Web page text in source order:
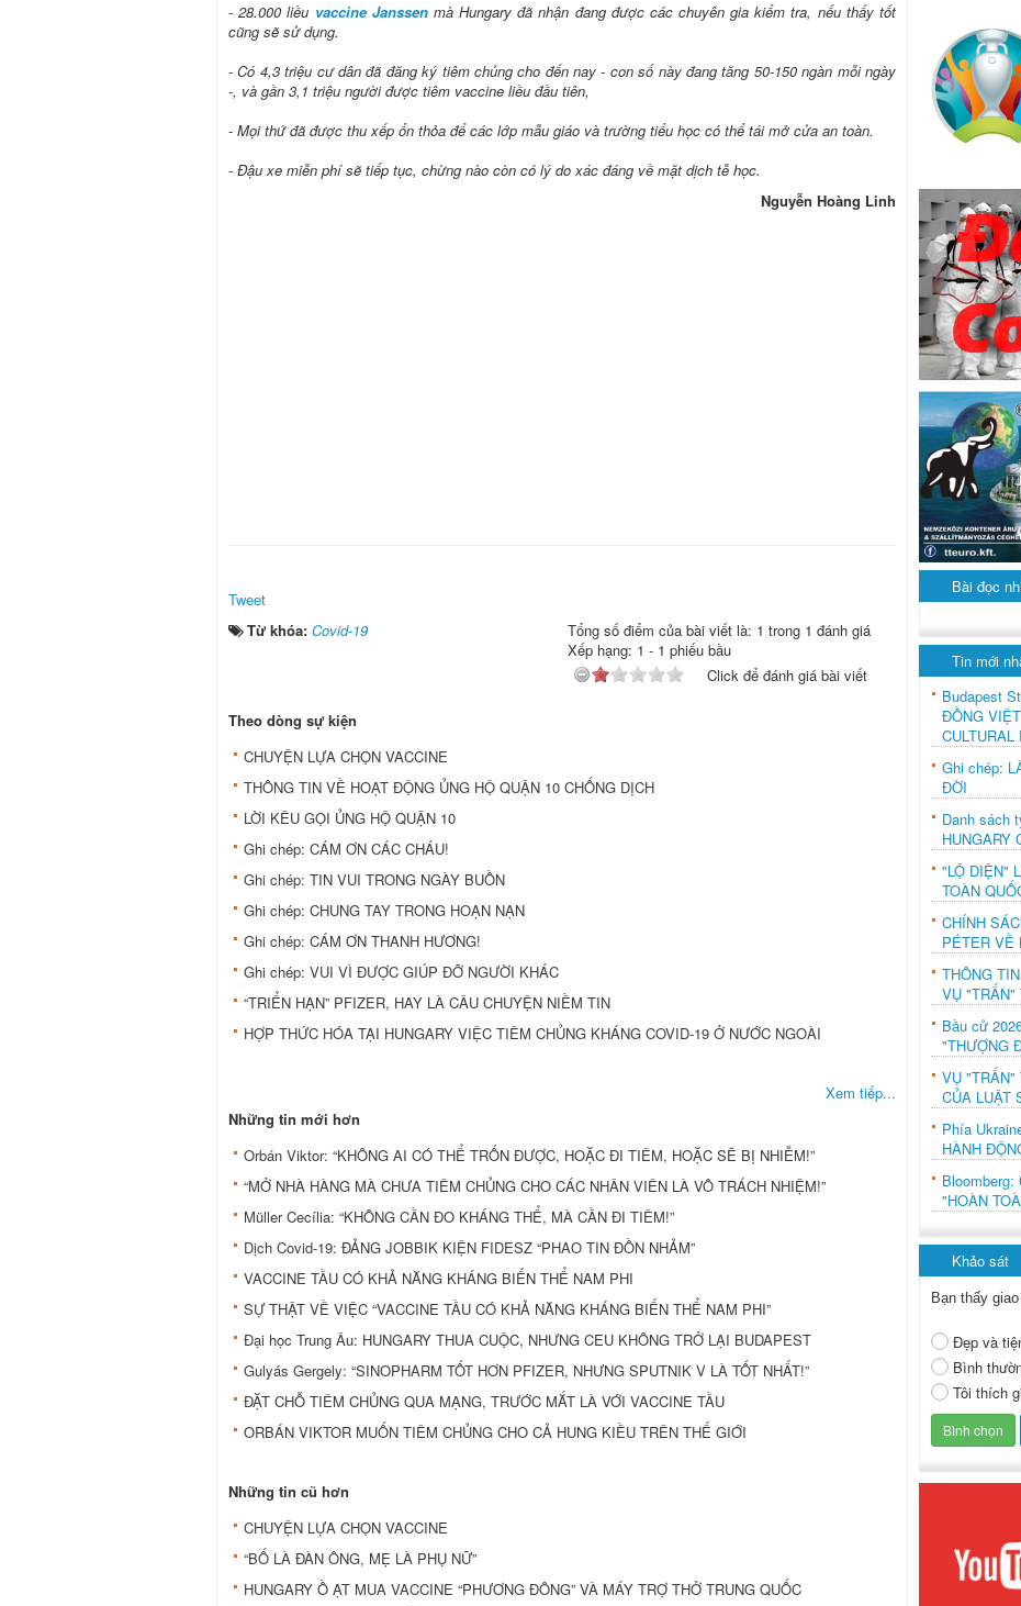
- 28.000 liều vaccine Janssenmà Hungary đã nhận đang được các chuyên gia kiểm tra, nếu thấy tốt
cũng sẽ sử dụng.
- Có 4,3 triệu cư dân đã đăng ký tiêm chủng cho đến nay - con số này đang tăng 50-150 ngàn mỗi ngày
-, và gần 3,1 triệu người được tiêm vaccine liều đầu tiên,
- Mọi thứ đã được thu xếp ổn thỏa để các lớp mẫu giáo và trường tiểu học có thể tái mở cửa an toàn.
- Đậu xe miễn phí sẽ tiếp tục, chừng nào còn có lý do xác đáng về mặt dịch tễ học.
Nguyễn Hoàng Linh
Tweet
Từ khóa: Covid-19
Tổng số điểm của bài viết là: 1 trong 1 đánh giá
Xếp hạng: 1 - 1 phiếu bầu
Click để đánh giá bài viết
Theo dòng sự kiện
CHUYỆN LỰA CHỌN VACCINE
THÔNG TIN VỀ HOẠT ĐỘNG ỦNG HỘ QUẬN 10 CHỐNG DỊCH
LỜI KÊU GỌI ỦNG HỘ QUẬN 10
Ghi chép: CÁM ƠN CÁC CHÁU!
Ghi chép: TIN VUI TRONG NGÀY BUỒN
Ghi chép: CHUNG TAY TRONG HOẠN NẠN
Ghi chép: CÁM ƠN THANH HƯƠNG!
Ghi chép: VUI VÌ ĐƯỢC GIÚP ĐỠ NGƯỜI KHÁC
“TRIỂN HẠN” PFIZER, HAY LÀ CÂU CHUYỆN NIỀM TIN
HỢP THỨC HÓA TẠI HUNGARY VIỆC TIÊM CHỦNG KHÁNG COVID-19 Ở NƯỚC NGOÀI
Xem tiếp...
Những tin mới hơn
Orbán Viktor: “KHÔNG AI CÓ THỂ TRỐN ĐƯỢC, HOẶC ĐI TIÊM, HOẶC SẼ BỊ NHIỄM!”
“MỞ NHÀ HÀNG MÀ CHƯA TIÊM CHỦNG CHO CÁC NHÂN VIÊN LÀ VÔ TRÁCH NHIỆM!”
Müller Cecília: “KHÔNG CẦN ĐO KHÁNG THỂ, MÀ CẦN ĐI TIÊM!”
Dịch Covid-19: ĐẢNG JOBBIK KIỆN FIDESZ “PHAO TIN ĐỒN NHẢM”
VACCINE TẦU CÓ KHẢ NĂNG KHÁNG BIẾN THỂ NAM PHI
SỰ THẬT VỀ VIỆC “VACCINE TẦU CÓ KHẢ NĂNG KHÁNG BIẾN THỂ NAM PHI”
Đại học Trung Âu: HUNGARY THUA CUỘC, NHƯNG CEU KHÔNG TRỞ LẠI BUDAPEST
Gulyás Gergely: “SINOPHARM TỐT HƠN PFIZER, NHƯNG SPUTNIK V LÀ TỐT NHẤT!”
ĐẶT CHỖ TIÊM CHỦNG QUA MẠNG, TRƯỚC MẮT LÀ VỚI VACCINE TẦU
ORBÁN VIKTOR MUỐN TIÊM CHỦNG CHO CẢ HUNG KIỀU TRÊN THẾ GIỚI
Những tin cũ hơn
CHUYỆN LỰA CHỌN VACCINE
“BỐ LÀ ĐÀN ÔNG, MẸ LÀ PHỤ NỮ”
HUNGARY Ồ ẠT MUA VACCINE “PHƯƠNG ĐÔNG” VÀ MÁY TRỢ THỞ TRUNG QUỐC
Bài đọc
Tin mới
Budapest
ĐỒNG
Ghi chép:
ĐỜI
Danh sách
HUNGARY
"LỘ DIỆN"
TOÀN
CHÍNH
PÉTER VỀ
THÔNG
VỤ "TRẤN"
Bầu cử
"THƯỢNG
VỤ "TRẤN"
CỦA LUẬT
Phía
HÀNH
Bloomberg:
"HOÀN
Khảo sát
Bạn thấy
Đẹp và
Bình
Tôi thích